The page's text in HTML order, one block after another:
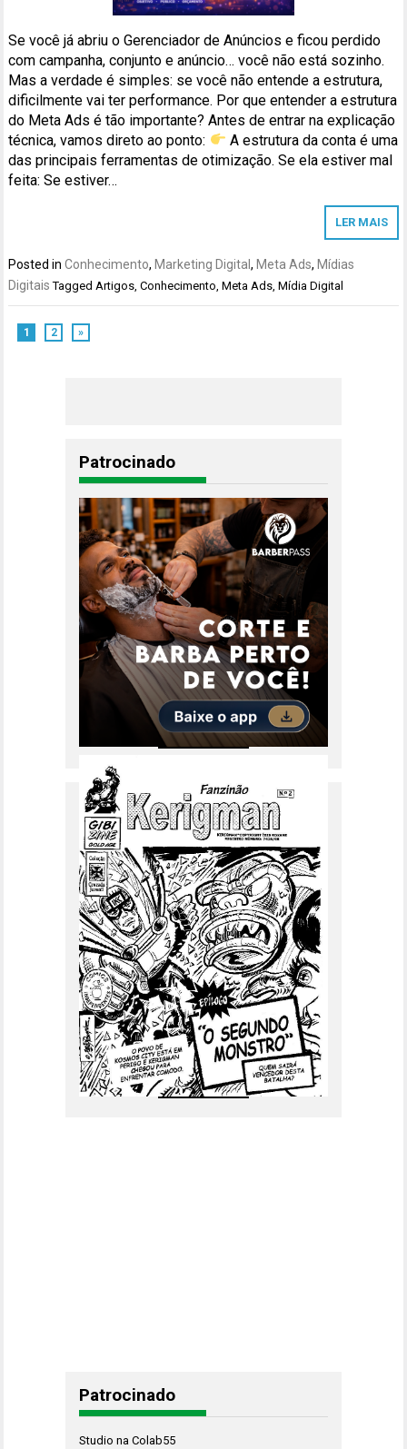
Se você já abriu o Gerenciador de Anúncios e ficou perdido
com campanha, conjunto e anúncio… você não está sozinho.
Mas a verdade é simples: se você não entende a estrutura,
dificilmente vai ter performance. Por que entender a estrutura
do Meta Ads é tão importante? Antes de entrar na explicação
técnica, vamos direto ao ponto:
A estrutura da conta é uma
das principais ferramentas de otimização. Se ela estiver mal
feita: Se estiver…
LER MAIS
Posted inConhecimento, Marketing Digital, Meta Ads, Mídias
Digitais Tagged Artigos ,Conhecimento ,Meta Ads ,Mídia Digital
1 2 »
Patrocinado
Patrocinado
Studio na Colab55